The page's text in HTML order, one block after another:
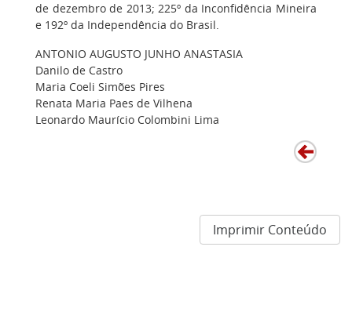
de dezembro de 2013; 225º da Inconfidência Mineira
e 192º da Independência do Brasil.
ANTONIO AUGUSTO JUNHO ANASTASIA
Danilo de Castro
Maria Coeli Simões Pires
Renata Maria Paes de Vilhena
Leonardo Maurício Colombini Lima
Imprimir Conteúdo